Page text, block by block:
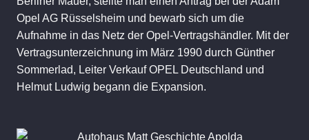
Opel AG Rüsselsheim und bewarb sich um die
Aufnahme in das Netz der Opel-Vertragshändler. Mit der
Vertragsunterzeichnung im März 1990 durch Günther
Sommerlad, Leiter Verkauf OPEL Deutschland und
Helmut Ludwig begann die Expansion.